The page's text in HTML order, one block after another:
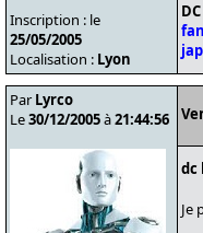
Inscription : le
25/05/2005
Localisation : Lyon
Par Lyrco
Le30/12/2005à21:44:56
dc
Je